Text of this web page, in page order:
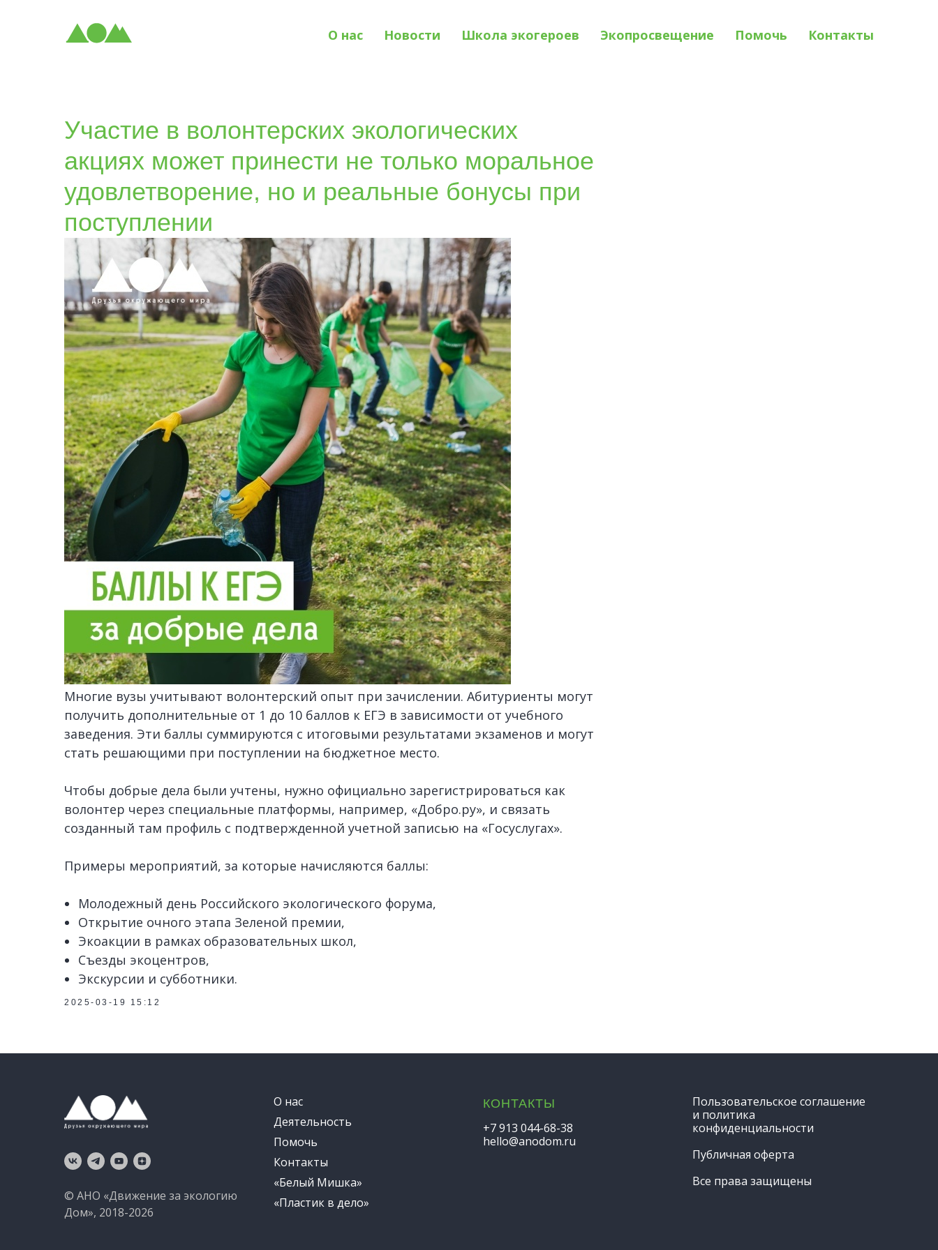
О нас Новости Школа экогероев Экопросвещение Помочь Контакты
Участие в волонтерских экологических
акциях может принести не только моральное
удовлетворение, но и реальные бонусы при
поступлении
Многие вузы учитывают волонтерский опыт при зачислении. Абитуриенты могут
получить дополнительные от 1 до 10 баллов к ЕГЭ в зависимости от учебного
заведения. Эти баллы суммируются с итоговыми результатами экзаменов и могут
стать решающими при поступлении на бюджетное место.
Чтобы добрые дела были учтены, нужно официально зарегистрироваться как
волонтер через специальные платформы, например, «Добро.ру», и связать
созданный там профиль с подтвержденной учетной записью на «Госуслугах».
Примеры мероприятий, за которые начисляются баллы:
Молодежный день Российского экологического форума,
Открытие очного этапа Зеленой премии,
Экоакции в рамках образовательных школ,
Съезды экоцентров,
Экскурсии и субботники.
2025-03-19 15:12
© АНО «Движение за экологию
Дом», 2018-2026
О нас
Деятельность
Помочь
Контакты
«Белый Мишка»
«Пластик в дело»
КОНТАКТЫ
+7 913 044-68-38
hello@anodom.ru
Пользовательское соглашение
и политика
конфиденциальности
Публичная оферта
Все права защищены